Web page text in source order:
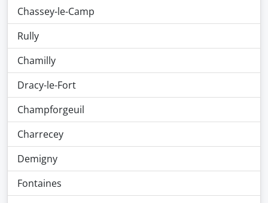
Chassey-le-Camp
Rully
Chamilly
Dracy-le-Fort
Champforgeuil
Charrecey
Demigny
Fontaines